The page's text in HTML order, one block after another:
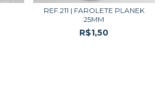
REF.211 | FAROLETE PLANEK
25MM
R$1,50